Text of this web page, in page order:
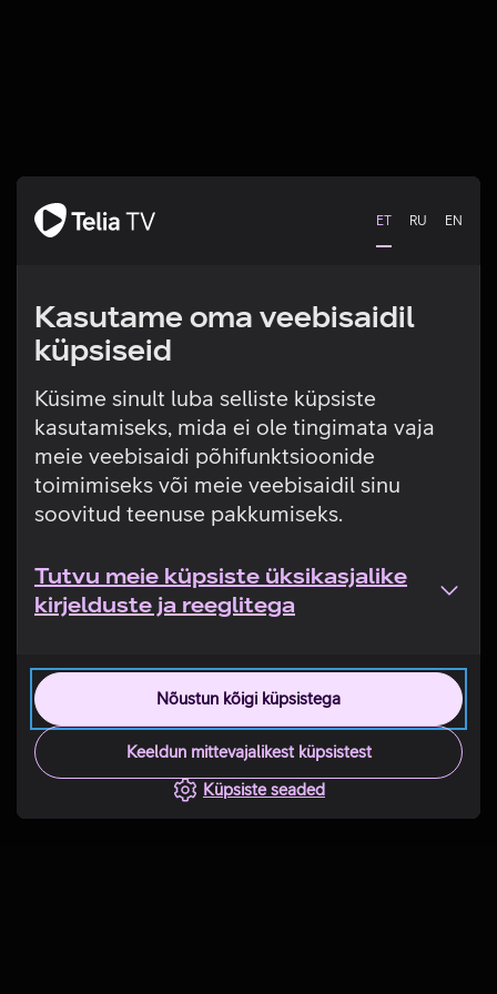
ET RU EN
Kasutame oma veebisaidil
küpsiseid
Küsime sinult luba selliste küpsiste
kasutamiseks, mida ei ole tingimata vaja
meie veebisaidi põhifunktsioonide
toimimiseks või meie veebisaidil sinu
soovitud teenuse pakkumiseks.
Tutvu meie küpsiste üksikasjalike
kirjelduste ja reeglitega
Nõustun kõigi küpsistega
Keeldun mittevajalikest küpsistest
Küpsiste seaded
Tehniline viga